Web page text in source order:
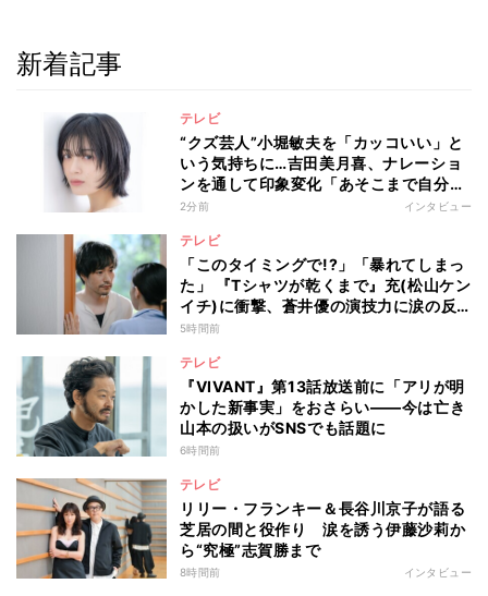
新着記事
テレビ
“クズ芸人”小堀敏夫を「カッコいい」と
いう気持ちに…吉田美月喜、ナレーショ
ンを通して印象変化「あそこまで自分に
正直に生きられる人は、なかなかいな
2分前 インタビュー
テレビ
「このタイミングで!?」「暴れてしまっ
た」 『Tシャツが乾くまで』充(松山ケン
イチ)に衝撃、蒼井優の演技力に涙の反
響も
5時間前
テレビ
『VIVANT』第13話放送前に「アリが明
かした新事実」をおさらい――今は亡き
山本の扱いがSNSでも話題に
6時間前
テレビ
リリー・フランキー＆長谷川京子が語る
芝居の間と役作り 涙を誘う伊藤沙莉か
ら“究極”志賀勝まで
8時間前 インタビュー